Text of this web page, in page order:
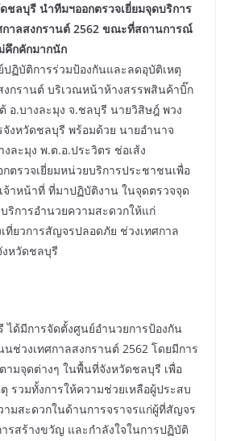
ชลบุรี นำทีมฯออกตรวจเยี่ยมจุดบริการ
าลสงกรานต์ 2562 ขณะที่สถานการณ์
คึกคักมากนัก
ปฏิบัติการร่วมป้องกันและลดอุบัติเหตุ
งกรานต์ บริเวณหน้าห้างสรรพสินค้าบิ๊ก
อ.บางละมุง จ.ชลบุรี นายวิสิษฎ์ พวง
จังหวัดชลบุรี พร้อมด้วย นายอำนาจ
ละมุง พ.ต.อ.ประวิตร ช่อเส้ง
กตรวจเยี่ยมหน่วยบริการประชาชนเพื่อ
จ้าหน้าที่ ที่มาปฏิบัติงาน ในจุดตรวจจุด
ริการอำนวยความสะดวกให้แก่
ยวการสัญจรปลอดภัย ช่วงเทศกาล
งหวัดชลบุรี
ได้มีการจัดตั้งศูนย์อำนวยการป้องกัน
ช่วงเทศกาลสงกรานต์ 2562 โดยมีการ
ามจุดต่างๆ ในพื้นที่จังหวัดชลบุรี เพื่อ
รวมทั้งการให้ความช่วยเหลือผู้ประสบ
ามสะดวกในด้านการจราจรแก่ผู้ที่สัญจร
รสร้างขวัญ และกำลังใจในการปฏิบัติ